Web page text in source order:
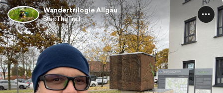
Wandertrilogie Allgäu
StartTheTrail